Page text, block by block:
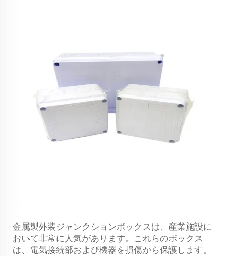
金属製外装ジャンクションボックスは、産業施設に
おいて非常に人気があります。これらのボックス
は、電気接続部および機器を損傷から保護します。